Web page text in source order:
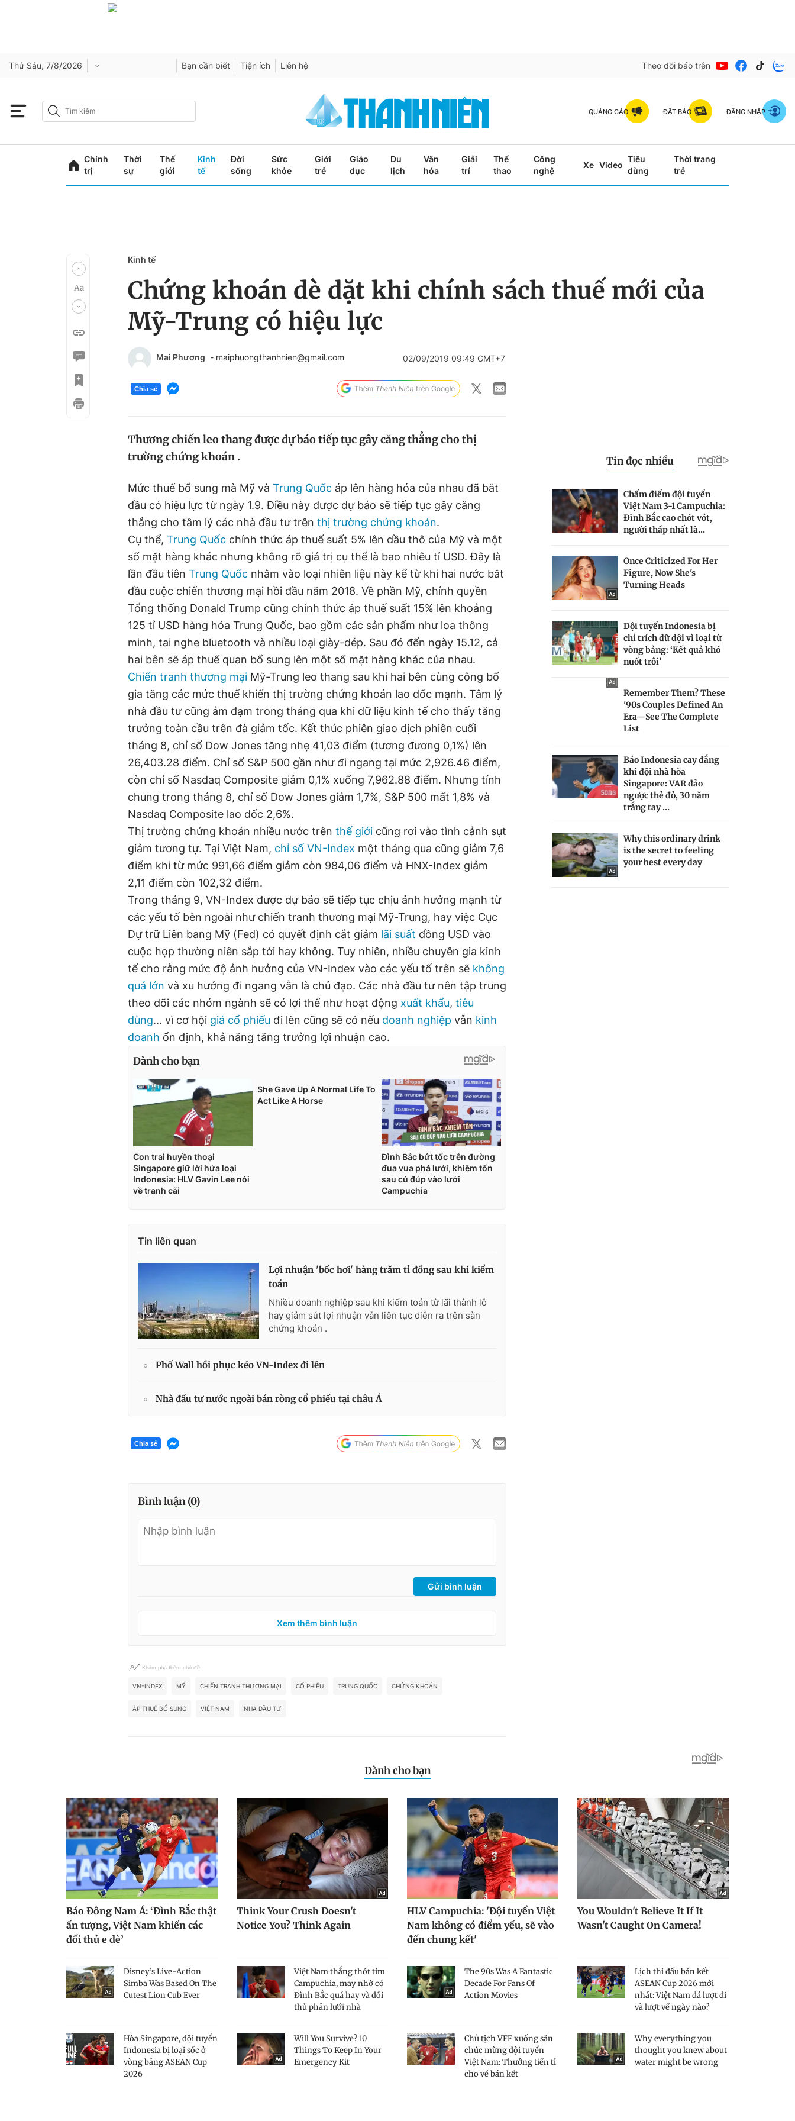
Thứ Sáu, 7/8/2026 Bạn cần biết Tiện ích Liên hệ Theo dõi báo trên
QUẢNG CÁO ĐẶT BÁO ĐĂNG NHẬP
Chính
trị
Thời
sự
Thế
giới
Kinh
tế
Đời
sống
Sức
khỏe
Giới
trẻ
Giáo
dục
Du
lịch
Văn
hóa
Giải
trí
Thể
thao
Công
nghệ
Xe Video
Tiêu
dùng
Thời trang
trẻ
Kinh tế
Chứng khoán dè dặt khi chính sách thuế mới của
Mỹ-Trung có hiệu lực
Mai Phương - maiphuongthanhnien@gmail.com 02/09/2019 09:49 GMT+7
Chia sẻ
Thương chiến leo thang được dự báo tiếp tục gây căng thẳng cho thị
trường chứng khoán .
Mức thuế bổ sung mà Mỹ và Trung Quốc áp lên hàng hóa của nhau đã bắt
đầu có hiệu lực từ ngày 1.9. Điều này được dự báo sẽ tiếp tục gây căng
thẳng cho tâm lý các nhà đầu tư trên thị trường chứng khoán.
Cụ thể, Trung Quốc chính thức áp thuế suất 5% lên dầu thô của Mỹ và một
số mặt hàng khác nhưng không rõ giá trị cụ thể là bao nhiêu tỉ USD. Đây là
lần đầu tiên Trung Quốc nhằm vào loại nhiên liệu này kể từ khi hai nước bắt
đầu cuộc chiến thương mại hồi đầu năm 2018. Về phần Mỹ, chính quyền
Tổng thống Donald Trump cũng chính thức áp thuế suất 15% lên khoảng
125 tỉ USD hàng hóa Trung Quốc, bao gồm các sản phẩm như loa thông
minh, tai nghe bluetooth và nhiều loại giày-dép. Sau đó đến ngày 15.12, cả
hai bên sẽ áp thuế quan bổ sung lên một số mặt hàng khác của nhau.
Chiến tranh thương mại Mỹ-Trung leo thang sau khi hai bên cùng công bố
gia tăng các mức thuế khiến thị trường chứng khoán lao dốc mạnh. Tâm lý
nhà đầu tư cũng ảm đạm trong tháng qua khi dữ liệu kinh tế cho thấy tăng
trưởng toàn cầu trên đà giảm tốc. Kết thúc phiên giao dịch phiên cuối
tháng 8, chỉ số Dow Jones tăng nhẹ 41,03 điểm (tương đương 0,1%) lên
26,403.28 điểm. Chỉ số S&P 500 gần như đi ngang tại mức 2,926.46 điểm,
còn chỉ số Nasdaq Composite giảm 0,1% xuống 7,962.88 điểm. Nhưng tính
chung trong tháng 8, chỉ số Dow Jones giảm 1,7%, S&P 500 mất 1,8% và
Nasdaq Composite lao dốc 2,6%.
Thị trường chứng khoán nhiều nước trên thế giới cũng rơi vào tình cảnh sụt
giảm tương tự. Tại Việt Nam, chỉ số VN-Index một tháng qua cũng giảm 7,6
điểm khi từ mức 991,66 điểm giảm còn 984,06 điểm và HNX-Index giảm
2,11 điểm còn 102,32 điểm.
Trong tháng 9, VN-Index được dự báo sẽ tiếp tục chịu ảnh hưởng mạnh từ
các yếu tố bên ngoài như chiến tranh thương mại Mỹ-Trung, hay việc Cục
Dự trữ Liên bang Mỹ (Fed) có quyết định cắt giảm lãi suất đồng USD vào
cuộc họp thường niên sắp tới hay không. Tuy nhiên, nhiều chuyên gia kinh
tế cho rằng mức độ ảnh hưởng của VN-Index vào các yếu tố trên sẽ không
quá lớn và xu hướng đi ngang vẫn là chủ đạo. Các nhà đầu tư nên tập trung
theo dõi các nhóm ngành sẽ có lợi thế như hoạt động xuất khẩu, tiêu
dùng... vì cơ hội giá cổ phiếu đi lên cũng sẽ có nếu doanh nghiệp vẫn kinh
doanh ổn định, khả năng tăng trưởng lợi nhuận cao.
Tin liên quan
Lợi nhuận 'bốc hơi' hàng trăm tỉ đồng sau khi kiểm
toán
Nhiều doanh nghiệp sau khi kiểm toán từ lãi thành lỗ
hay giảm sút lợi nhuận vẫn liên tục diễn ra trên sàn
chứng khoán .
Phố Wall hồi phục kéo VN-Index đi lên
Nhà đầu tư nước ngoài bán ròng cổ phiếu tại châu Á
Chia sẻ
Bình luận (0)
Gửi bình luận
Xem thêm bình luận
Khám phá thêm chủ đề
VN-INDEX MỸ CHIẾN TRANH THƯƠNG MẠI CỔ PHIẾU TRUNG QUỐC CHỨNG KHOÁN
ÁP THUẾ BỔ SUNG VIỆT NAM NHÀ ĐẦU TƯ